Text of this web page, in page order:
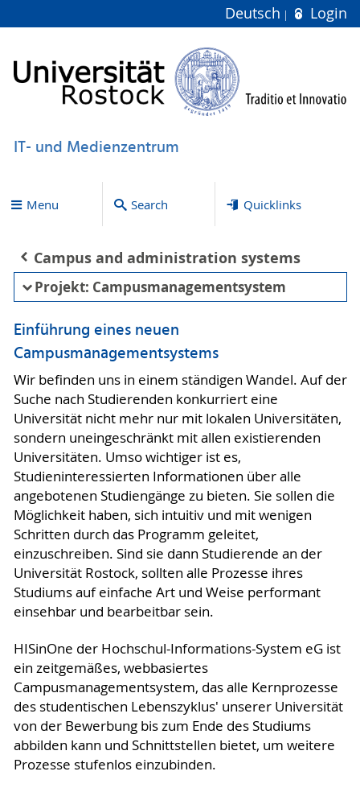
Deutsch Login
IT- und Medienzentrum
Menu Search Quicklinks
Campus and administration systems
Projekt: Campusmanagementsystem
Einführung eines neuen
Campusmanagementsystems
Wir befinden uns in einem ständigen Wandel. Auf der
Suche nach Studierenden konkurriert eine
Universität nicht mehr nur mit lokalen Universitäten,
sondern uneingeschränkt mit allen existierenden
Universitäten. Umso wichtiger ist es,
Studieninteressierten Informationen über alle
angebotenen Studiengänge zu bieten. Sie sollen die
Möglichkeit haben, sich intuitiv und mit wenigen
Schritten durch das Programm geleitet,
einzuschreiben. Sind sie dann Studierende an der
Universität Rostock, sollten alle Prozesse ihres
Studiums auf einfache Art und Weise performant
einsehbar und bearbeitbar sein.
HISinOne der Hochschul-Informations-System eG ist
ein zeitgemäßes, webbasiertes
Campusmanagementsystem, das alle Kernprozesse
des studentischen Lebenszyklus' unserer Universität
von der Bewerbung bis zum Ende des Studiums
abbilden kann und Schnittstellen bietet, um weitere
Prozesse stufenlos einzubinden.